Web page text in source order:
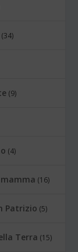
(34)
(9)
(4)
(16)
Patrizio (5)
Terra (15)